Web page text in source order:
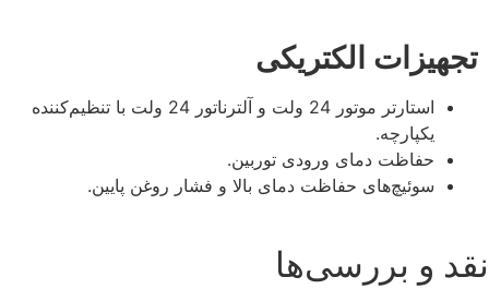
تجهیزات الکتریکی
استارتر موتور 24 ولت و آلترناتور 24 ولت با تنظیم‌کننده
یکپارچه.
حفاظت دمای ورودی توربین.
سوئیچ‌های حفاظت دمای بالا و فشار روغن پایین.
نقد و بررسی‌ها